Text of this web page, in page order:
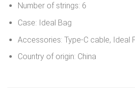
Number of strings: 6
Case: Ideal Bag
Accessories: Type-C cable, Ideal
Country of origin: China